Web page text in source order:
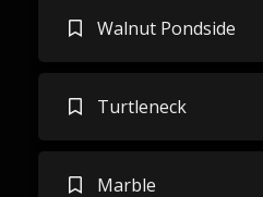
Walnut Pondside
Turtleneck
Marble